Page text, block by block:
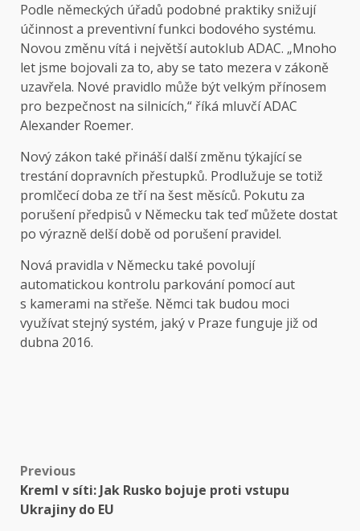
Podle německých úřadů podobné praktiky snižují
účinnost a preventivní funkci bodového systému.
Novou změnu vítá i největší autoklub ADAC. „Mnoho
let jsme bojovali za to, aby se tato mezera v zákoně
uzavřela. Nové pravidlo může být velkým přínosem
pro bezpečnost na silnicích,“ říká mluvčí ADAC
Alexander Roemer.
Nový zákon také přináší další změnu týkající se
trestání dopravních přestupků. Prodlužuje se totiž
promlčecí doba ze tří na šest měsíců. Pokutu za
porušení předpisů v Německu tak teď můžete dostat
po výrazně delší době od porušení pravidel.
Nová pravidla v Německu také povolují
automatickou kontrolu parkování pomocí aut
s kamerami na střeše. Němci tak budou moci
využívat stejný systém, jaký v Praze funguje již od
dubna 2016.
Post
navigation
Previous
Kreml v síti: Jak Rusko bojuje proti vstupu
Ukrajiny do EU